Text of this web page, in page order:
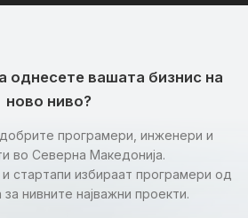
однесете вашата бизнис на
ново ниво?
програмери, инженери и
во Северна Македонија.
стартапи избираат програмери од
за нивните најважни проекти.